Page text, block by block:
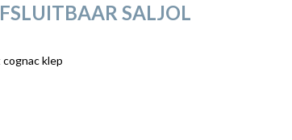
SALJOL
klep